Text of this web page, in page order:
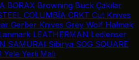
BORAX Browning Buck Çakılar
COLUMBİA CRKT Cut Knives
Gerber Knives Grey Wolf Halmak
LEATHERMAN Ledlenser
SAMURAI Sibirya SOG SQUARE
Yele Yerli Malı